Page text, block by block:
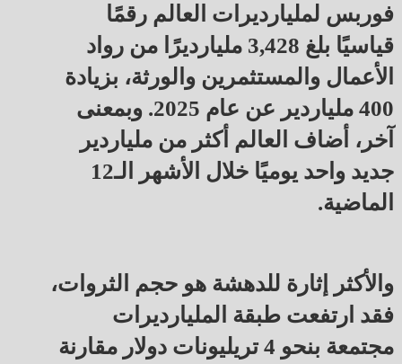
فوربس لمليارديرات العالم رقمًا
قياسيًا بلغ 3,428 مليارديرًا من رواد
الأعمال والمستثمرين والورثة، بزيادة
400 ملياردير عن عام 2025. وبمعنى
آخر، أضاف العالم أكثر من ملياردير
جديد واحد يوميًا خلال الأشهر الـ12
الماضية.
والأكثر إثارة للدهشة هو حجم الثروات،
فقد ارتفعت طبقة المليارديرات
مجتمعة بنحو 4 تريليونات دولار مقارنة